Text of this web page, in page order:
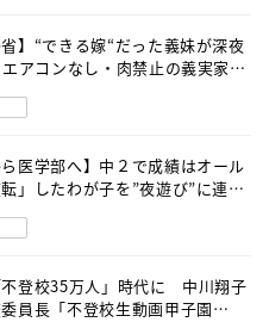
省】“できる嫁“だった義妹が深夜
アコンなし・肉禁止の義実家ル
ら医学部へ】中２で成績はオール
」したわが子を”夜遊び”に連れ
登校35万人」時代に 中川翔子
員長「不登校生動画甲子園